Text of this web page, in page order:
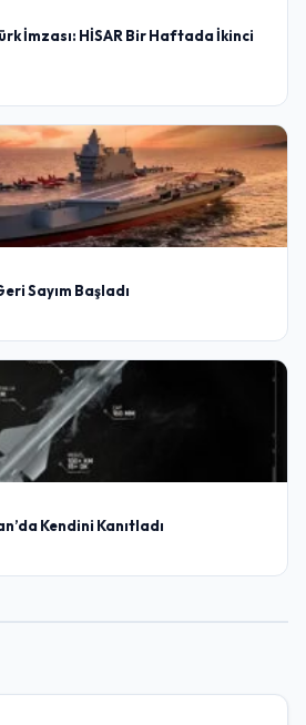
İmzası: HİSAR Bir Haftada İkinci
Sayım Başladı
Kendini Kanıtladı